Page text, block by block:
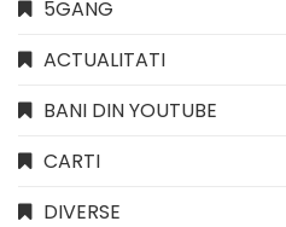
5GANG
ACTUALITATI
BANI DIN YOUTUBE
CARTI
DIVERSE